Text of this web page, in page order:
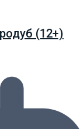
(12+)